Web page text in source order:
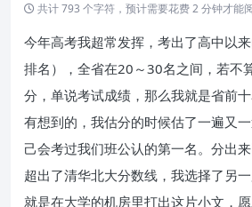
共计 793 个字符，预计需要花费 2 分钟才能阅
今年高考我超常发挥，考出了高中以
排名），全省在20～30名之间，若不
分，单说考试成绩，那么我就是省前
有想到的，我估分的时候估了一遍又
己会考过我们班公认的第一名。分出
超出了清华北大分数线，我选择了另
就是在大学的机房里打出这片小文，愿